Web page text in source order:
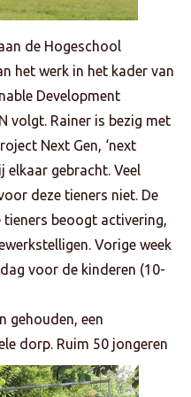
de Hogeschool
het werk in het kader van
Development
volgt. Rainer is bezig met
Next Gen, ‘next
elkaar gebracht. Veel
deze tieners niet. De
beoogt activering,
Vorige week
voor de kinderen (10-
gehouden, een
dorp. Ruim 50 jongeren